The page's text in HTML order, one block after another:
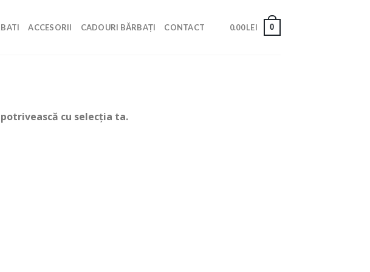
ACCESORII CADOURI BĂRBAȚI CONTACT 0.00LEI 0
cu selecția ta.